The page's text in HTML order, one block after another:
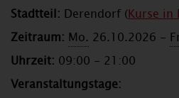
Stadtteil: Derendorf (Kurse in
Zeitraum: Mo. 26.10.2026 -
Uhrzeit: 09:00 - 21:00
Veranstaltungstage: